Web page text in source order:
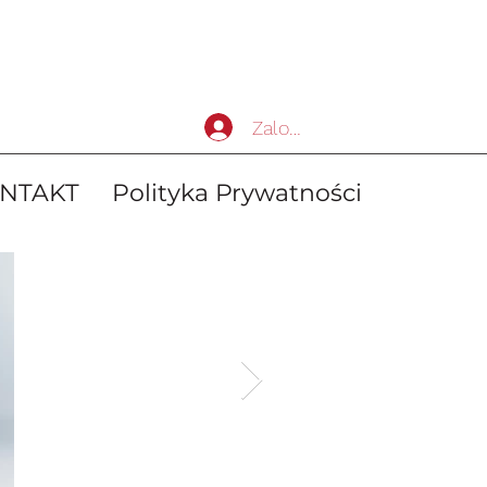
Polityka Prywatności
Zaloguj się